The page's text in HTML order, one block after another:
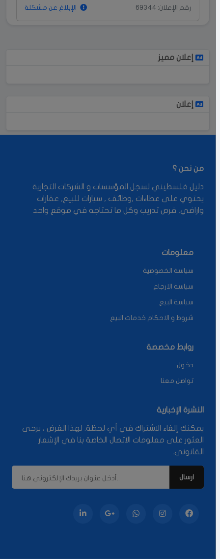
رقم الإعلان: 69344 الإبلاغ عن مشكلة
إعلان مميز
إعلان
من نحن ؟
دليل فلسطيني لسجل المؤسسات و الشركات التجارية
يحتوي على عطاءات ,وظائف , سيارات للبيع, عقارات
واراضي, فرص تدريب وكل ما تحتاجه في موقع واحد
معلومات
سياسة الخصوصية
سياسة الارجاع
سياسة البيع
شروط و الاحكام خدمات البيع
روابط مخصصة
دخول
تواصل معنا
النشرة الإخبارية
يمكنك إلغاء الاشتراك في أي لحظة. لهذا الغرض ، يرجى
العثور على معلومات الاتصال الخاصة بنا في الإشعار
القانوني.